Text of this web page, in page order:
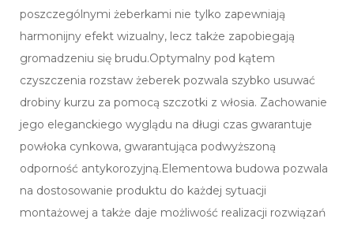
poszczególnymi żeberkami nie tylko zapewniają
harmonijny efekt wizualny, lecz także zapobiegają
gromadzeniu się brudu.Optymalny pod kątem
czyszczenia rozstaw żeberek pozwala szybko usuwać
drobiny kurzu za pomocą szczotki z włosia. Zachowanie
jego eleganckiego wyglądu na długi czas gwarantuje
powłoka cynkowa, gwarantująca podwyższoną
odporność antykorozyjną.Elementowa budowa pozwala
na dostosowanie produktu do każdej sytuacji
montażowej a także daje możliwość realizacji rozwiązań